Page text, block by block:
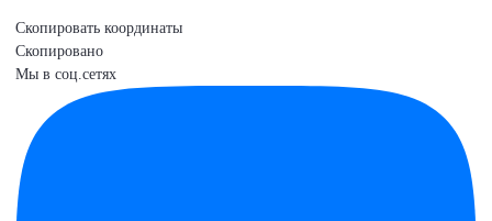
Скопировать координаты
Скопировано
Мы в соц.сетях